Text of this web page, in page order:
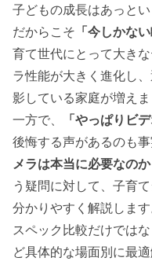
子どもの成長はあっとい
だからこそ 「今しかな
育て世代にとって大き
ラ性能が大きく進化し
影している家庭が増えま
一方で、
「やっぱりビ
後悔する声があるのも
メラは本当に必要なの
う疑問に対して、子育
分かりやすく解説します
スペック比較だけでは
ど具体的な場面別に最